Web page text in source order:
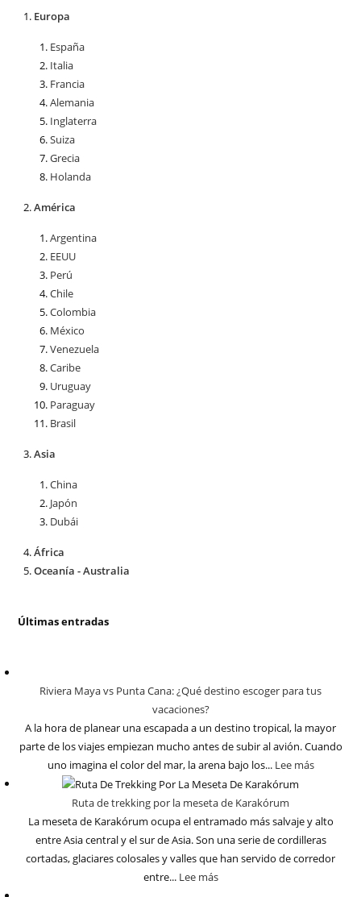
Europa
España
Italia
Francia
Alemania
Inglaterra
Suiza
Grecia
Holanda
América
Argentina
EEUU
Perú
Chile
Colombia
México
Venezuela
Caribe
Uruguay
Paraguay
Brasil
Asia
China
Japón
Dubái
África
Oceanía - Australia
Últimas entradas
Riviera Maya vs Punta Cana: ¿Qué destino escoger para tus
vacaciones?
A la hora de planear una escapada a un destino tropical, la mayor
parte de los viajes empiezan mucho antes de subir al avión. Cuando
uno imagina el color del mar, la arena bajo los... Lee más
Ruta de trekking por la meseta de Karakórum
La meseta de Karakórum ocupa el entramado más salvaje y alto
entre Asia central y el sur de Asia. Son una serie de cordilleras
cortadas, glaciares colosales y valles que han servido de corredor
entre... Lee más